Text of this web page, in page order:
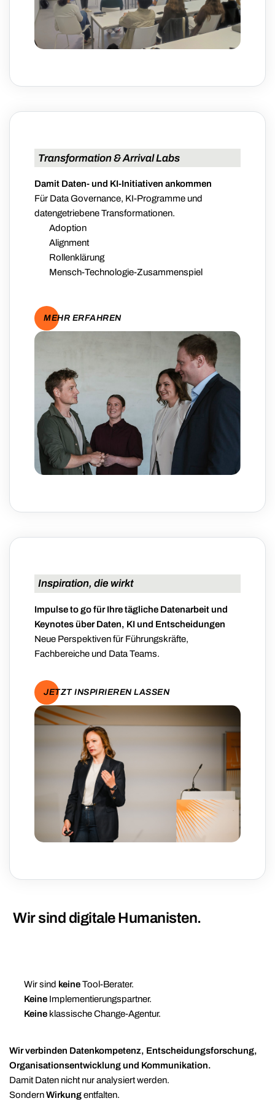
Transformation & Arrival Labs
Damit Daten- und KI-Initiativen ankommen
Für Data Governance, KI-Programme und
datengetriebene Transformationen.
Adoption
Alignment
Rollenklärung
Mensch-Technologie-Zusammenspiel
MEHR ERFAHREN
Inspiration, die wirkt
Impulse to go für Ihre tägliche Datenarbeit und
Keynotes über Daten, KI und Entscheidungen
Neue Perspektiven für Führungskräfte,
Fachbereiche und Data Teams.
JETZT INSPIRIEREN LASSEN
Wir sind digitale Humanisten.
Wir sind keineTool-Berater.
Keine Implementierungspartner.
Keine klassische Change-Agentur.
Wir verbinden Datenkompetenz, Entscheidungsforschung,
Organisationsentwicklung und Kommunikation.
Damit Daten nicht nur analysiert werden.
SondernWirkungentfalten.